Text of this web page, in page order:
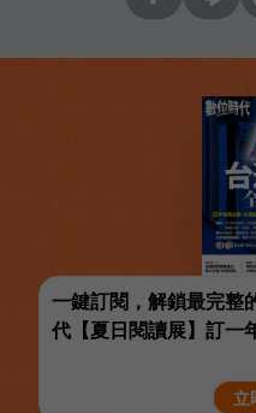
一鍵訂閱，解鎖最完整
代【夏日閱讀展】訂一
立